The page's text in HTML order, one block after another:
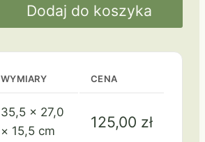
Dodaj do koszyka
WYMIARY CENA
35,5 × 27,0
× 15,5 cm
125,00 zł